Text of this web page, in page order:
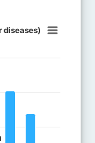
diseases)